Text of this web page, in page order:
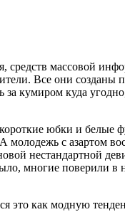
массовой
Все они созданы
кумиром куда
юбки и белые
с азартом
нестандартной
многие поверили
это как модную